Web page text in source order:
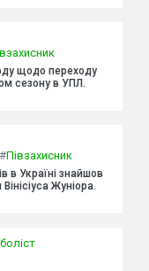
щодо переходу
сезону в УПЛ.
#Півзахисник
в Україні знайшов
Жуніора.